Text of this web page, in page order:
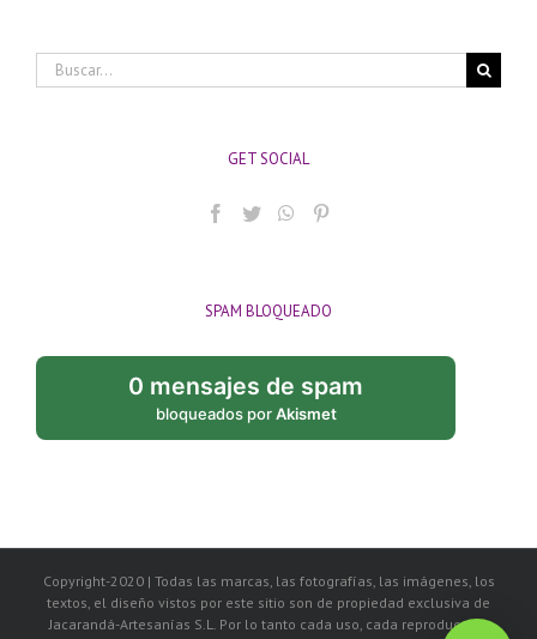
Buscar:
GET SOCIAL
SPAM BLOQUEADO
0 mensajes de spam
bloqueados porAkismet
Copyright-2020 | Todas las marcas, las fotografías, las imágenes, los
textos, el diseño vistos por este sitio son de propiedad exclusiva de
Jacarandá-Artesanías S.L. Por lo tanto cada uso, cada reproducción